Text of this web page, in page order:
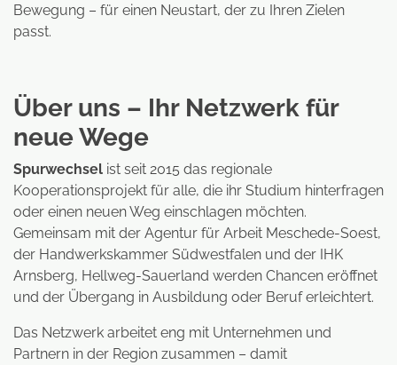
Bewegung – für einen Neustart, der zu Ihren Zielen
passt.
Über uns – Ihr Netzwerk für
neue Wege
Spurwechsel ist seit 2015 das regionale
Kooperationsprojekt für alle, die ihr Studium hinterfragen
oder einen neuen Weg einschlagen möchten.
Gemeinsam mit der Agentur für Arbeit Meschede-Soest,
der Handwerkskammer Südwestfalen und der IHK
Arnsberg, Hellweg-Sauerland werden Chancen eröffnet
und der Übergang in Ausbildung oder Beruf erleichtert.
Das Netzwerk arbeitet eng mit Unternehmen und
Partnern in der Region zusammen – damit